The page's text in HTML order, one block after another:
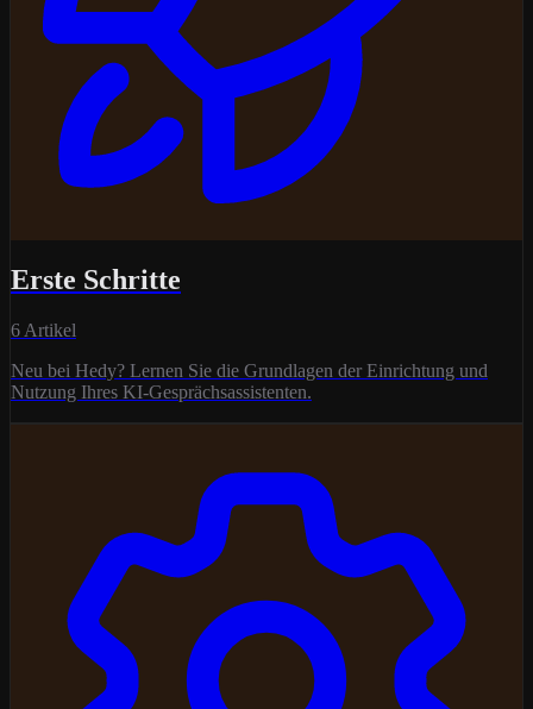
Erste Schritte
6 Artikel
Neu bei Hedy? Lernen Sie die Grundlagen der Einrichtung und
Nutzung Ihres KI-Gesprächsassistenten.